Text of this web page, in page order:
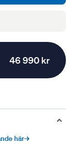
46 990 kr
här→